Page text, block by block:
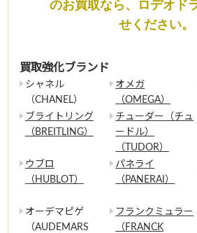
のお買取なら、ロデオド
せください。
買取強化ブランド
シャネル
（CHANEL）
オメガ
（OMEGA）
ブライトリング
（BREITLING）
チューダー（チュ
ードル）
（TUDOR）
ウブロ
（HUBLOT）
パネライ
（PANERAI）
オーデマピゲ
（AUDEMARS
フランクミュラー
（FRANCK